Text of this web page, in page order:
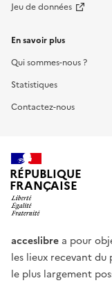
Jeu de données
En savoir plus
Qui sommes-nous ?
Statistiques
Contactez-nous
RÉPUBLIQUE
FRANÇAISE
acceslibre a pour
les lieux recevant
le plus largement